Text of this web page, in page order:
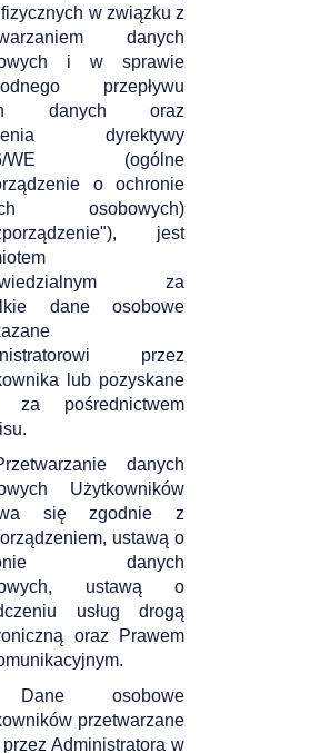
w związku z
danych
i w sprawie
przepływu
danych oraz
dyrektywy
WE (ogólne
o ochronie
osobowych)
jest
za
dane osobowe
przez
lub pozyskane
za pośrednictwem
danych
Użytkowników
się zgodnie z
ustawą o
danych
ustawą o
usług drogą
oraz Prawem
osobowe
przetwarzane
przez Administratora w